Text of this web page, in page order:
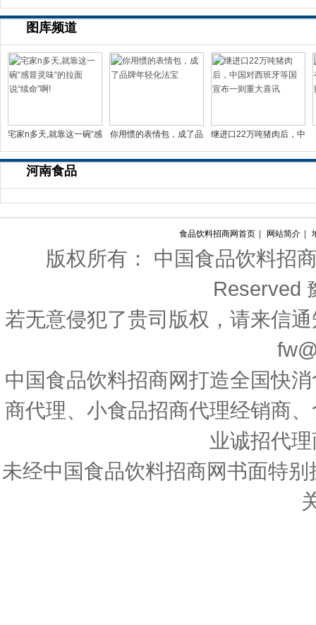
图库频道
宅家n多天,就靠这一碗“感
你用惯的表情包，成了品
继进口22万吨猪肉后，中
河南食品
食品饮料招商网首页 网站简介
版权所有： 中国食品饮料招
Reserved
若无意侵犯了贵司版权，请来信
中国食品饮料招商网打造全国快
商代理、小食品招商代理经销商
业诚招代
未经中国食品饮料招商网书面特